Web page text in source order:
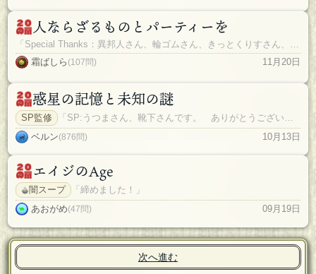
人ならざるものとパーティーを
「Special Thanks：異邦人さん、輪ゴムさん、きっとくりすさん、ほずみさん、るょさん」
霜ばしら (107問) 11月20日
惑星の記憶と未知の謎
SP監修
「SP:うつまさん、靴下さんです。 ありがとうございました！！」
ベルン(876問) 10月13日
エイジのAge
闇スープ
「締めました！」
あおがめ(47問) 09月19日
次へ進む